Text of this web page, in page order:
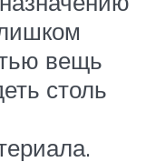
вещь
столь